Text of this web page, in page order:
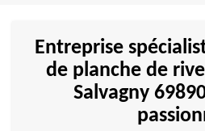
Entreprise
de planche de
Salvagny